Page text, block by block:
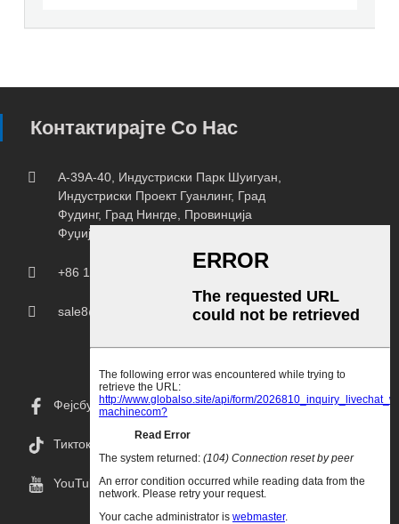
Контактирајте Со Нас
А-39А-40, Индустриски Парк Шуигуан,
Индустриски Проект Гуанлинг, Град
Фудинг, Град Нингде, Провинција
Фуџијан.
+86 18150207107
sale8@chprintingmachine.com
Фејсбук
Тикток
YouTube